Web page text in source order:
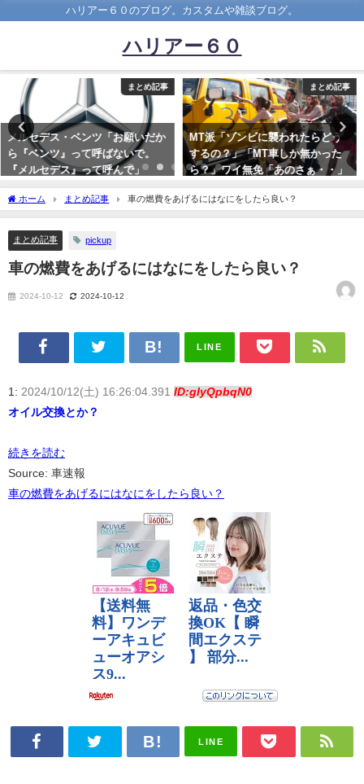
ハリアー６０のブログ。カスタムや雑談ブログ。
ハリアー６０
まとめ記事
MT派「ゾンビに襲われたらどう
するの？」「MT車しか無かった
ら？」ワイ無免「あのさぁ・・」
まとめ記事
田舎の高卒社会人「さーて、就職
したし車(250万円)でも買うカー
w」(維持費月5万円
ホーム まとめ記事 車の燃費をあげるにはなにをしたら良い？
まとめ記事 pickup
車の燃費をあげるにはなにをしたら良い？
2024-10-12 2024-10-12
LINE
1: 2024/10/12(土) 16:26:04.391 ID:glyQpbqN0
オイル交換とか？
続きを読む
Source: 車速報
車の燃費をあげるにはなにをしたら良い？
LINE